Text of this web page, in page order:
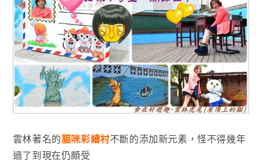
雲林著名的貓咪彩繪村不斷的添加新元素，怪不得幾年
過了到現在仍頗受